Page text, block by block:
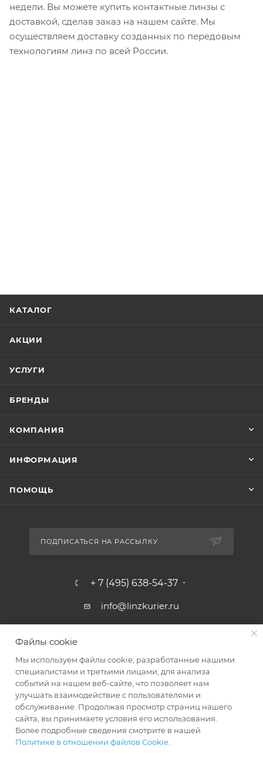
недели. Вы можете купить контактные линзы с
доставкой, сделав заказ на нашем сайте. Мы
осуществляем доставку созданных по передовым
технологиям линз по всей России.
КАТАЛОГ
АКЦИИ
УСЛУГИ
БРЕНДЫ
КОМПАНИЯ
ИНФОРМАЦИЯ
ПОМОЩЬ
ПОДПИСАТЬСЯ НА РАССЫЛКУ
+ 7 (495) 638-54-37
info@linzkurier.ru
Файлы cookie
Мы используем файлы cookie, разработанные нашими
специалистами и третьими лицами, для анализа
событий на нашем веб-сайте, что позволяет нам
улучшать взаимодействие с пользователями и
обслуживание. Продолжая просмотр страниц нашего
сайта, вы принимаете условия его использования.
Более подробные сведения смотрите в нашей
Политике в отношении файлов Cookie